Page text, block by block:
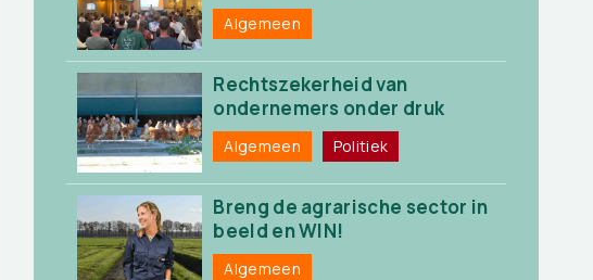
Algemeen
Rechtszekerheid van
ondernemers onder druk
Algemeen Politiek
Breng de agrarische sector in
beeld en WIN!
Algemeen